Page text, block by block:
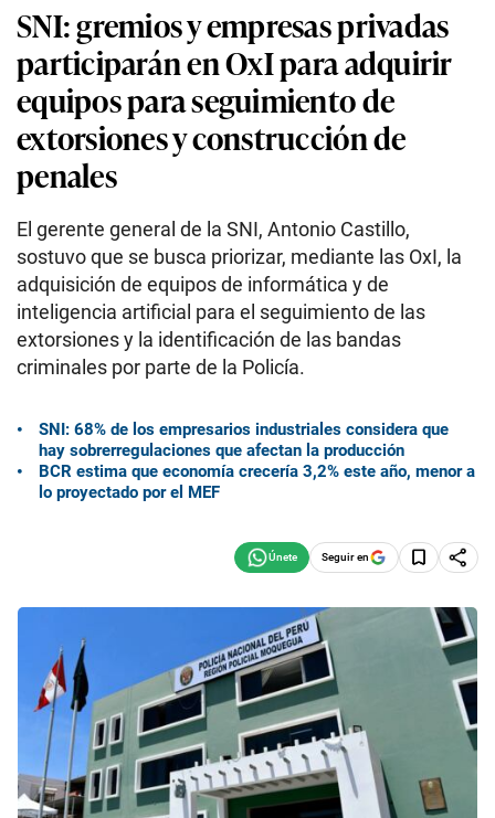
SNI: gremios y empresas privadas
participarán en OxI para adquirir
equipos para seguimiento de
extorsiones y construcción de
penales
El gerente general de la SNI, Antonio Castillo,
sostuvo que se busca priorizar, mediante las OxI, la
adquisición de equipos de informática y de
inteligencia artificial para el seguimiento de las
extorsiones y la identificación de las bandas
criminales por parte de la Policía.
SNI: 68% de los empresarios industriales considera que
hay sobrerregulaciones que afectan la producción
BCR estima que economía crecería 3,2% este año, menor a
lo proyectado por el MEF
Seguir en